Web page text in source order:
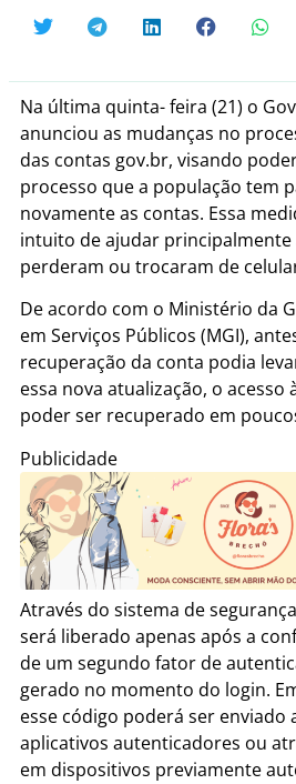
Na última quinta- feira (21) o
anunciou as mudanças no
das contas gov.br, visando
processo que a população tem
novamente as contas. Essa
intuito de ajudar principalmente
perderam ou trocaram de
De acordo com o Ministério da
em Serviços Públicos (MGI),
recuperação da conta podia
essa nova atualização, o acesso
poder ser recuperado em
Publicidade
Através do sistema de
será liberado apenas após a
de um segundo fator de
gerado no momento do login.
esse código poderá ser enviado
aplicativos autenticadores ou
em dispositivos previamente